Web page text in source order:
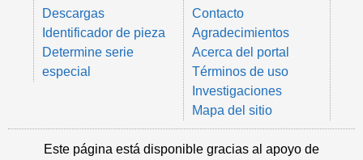
Descargas
Identificador de pieza
Determine serie
especial
Contacto
Agradecimientos
Acerca del portal
Términos de uso
Investigaciones
Mapa del sitio
Este página está disponible gracias al apoyo de